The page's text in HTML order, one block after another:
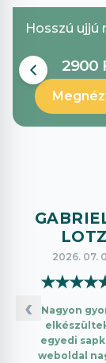
Hosszú ujjú
2900
‹
LOTZ
2026. 07.
★★★★
Nagyon
egyedi
weboldal